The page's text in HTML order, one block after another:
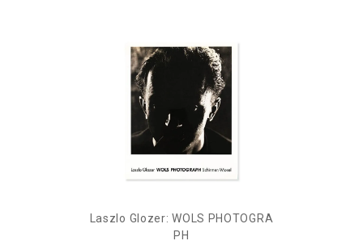
Laszlo Glozer: WOLS PHOTOGRA
PH